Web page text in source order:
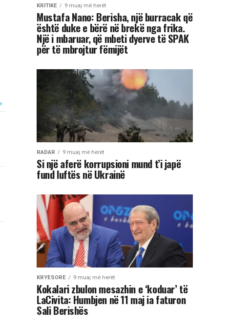
KRITIKE 9 muaj më herët
Mustafa Nano: Berisha, një burracak që
është duke e bërë në brekë nga frika.
Një i mbaruar, që mbeti dyerve të SPAK
për të mbrojtur fëmijët
RADAR 9 muaj më herët
Si një aferë korrupsioni mund t’i japë
fund luftës në Ukrainë
KRYESORE 9 muaj më herët
Kokalari zbulon mesazhin e ‘koduar’ të
LaCivita: Humbjen në 11 maj ia faturon
Sali Berishës